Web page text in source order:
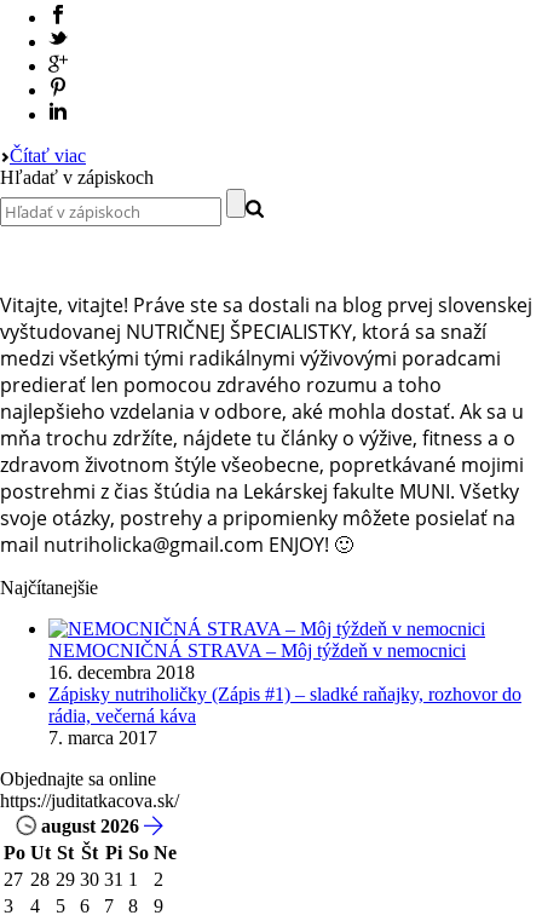
Čítať viac
Hľadať v zápiskoch
Vitajte, vitajte! Práve ste sa dostali na blog prvej slovenskej
vyštudovanej NUTRIČNEJ ŠPECIALISTKY, ktorá sa snaží
medzi všetkými tými radikálnymi výživovými poradcami
predierať len pomocou zdravého rozumu a toho
najlepšieho vzdelania v odbore, aké mohla dostať. Ak sa u
mňa trochu zdržíte, nájdete tu články o výžive, fitness a o
zdravom životnom štýle všeobecne, popretkávané mojimi
postrehmi z čias štúdia na Lekárskej fakulte MUNI. Všetky
svoje otázky, postrehy a pripomienky môžete posielať na
mail nutriholicka@gmail.com ENJOY! 🙂
Najčítanejšie
NEMOCNIČNÁ STRAVA – Môj týždeň v nemocnici
16. decembra 2018
Zápisky nutriholičky (Zápis #1) – sladké raňajky, rozhovor do
rádia, večerná káva
7. marca 2017
Objednajte sa online
https://juditatkacova.sk/
august 2026
Po Ut St Št Pi So Ne
27 28 29 30 31 1
2
3
4 5 6 7 8
9